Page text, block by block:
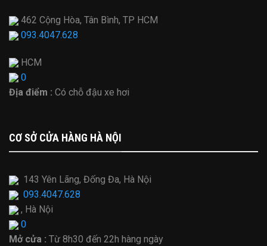
462 Cộng Hòa, Tân Bình, TP HCM
093.4047.628
HCM
0
Địa điểm : Có chỗ đậu xe hơi
CƠ SỞ CỬA HÀNG HÀ NỘI
143 Yên Lãng, Đống Đa, Hà Nội
093.4047.628
, Hà Nội
0
Mở cửa : Từ 8h30 đến 22h hàng ngày